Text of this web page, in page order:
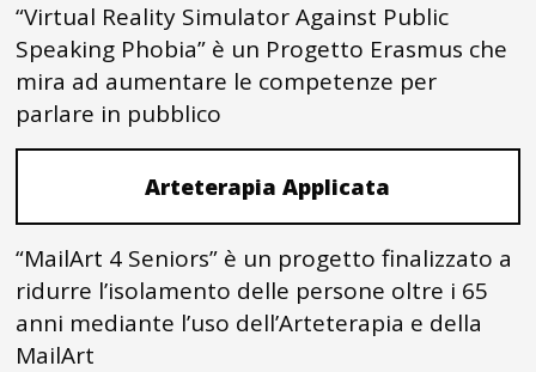
“Virtual Reality Simulator Against Public
Speaking Phobia” è un Progetto Erasmus che
mira ad aumentare le competenze per
parlare in pubblico
Arteterapia Applicata
“MailArt 4 Seniors” è un progetto finalizzato a
ridurre l’isolamento delle persone oltre i 65
anni mediante l’uso dell’Arteterapia e della
MailArt